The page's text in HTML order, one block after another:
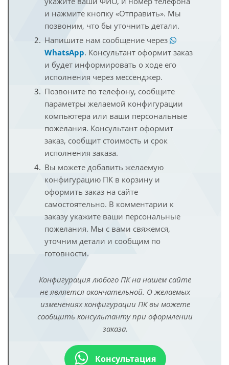
и нажмите кнопку «Отправить». Мы
позвоним, что бы уточнить детали.
Напишите нам сообщение через
WhatsApp. Консультант оформит заказ
и будет информировать о ходе его
исполнения через мессенджер.
Позвоните по телефону, сообщите
параметры желаемой конфигурации
компьютера или ваши персональные
пожелания. Консультант оформит
заказ, сообщит стоимость и срок
исполнения заказа.
Вы можете добавить желаемую
конфигурацию ПК в корзину и
оформить заказ на сайте
самостоятельно. В комментарии к
заказу укажите ваши персональные
пожелания. Мы с вами свяжемся,
уточним детали и сообщим по
готовности.
Конфигурация любого ПК на нашем сайте
не является окончательной. О желаемых
изменениях конфигурации ПК вы можете
сообщить консультанту при оформлении
заказа.
Консультация